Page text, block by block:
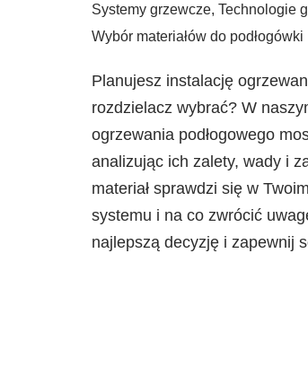
Systemy grzewcze, Technologie
Wybór materiałów do podłogówki
Planujesz instalację
rozdzielacz wybrać? W
ogrzewania podłogowego
analizując ich zalety, wady i
materiał sprawdzi się w
systemu i na co zwrócić
najlepszą decyzję i zapewnij